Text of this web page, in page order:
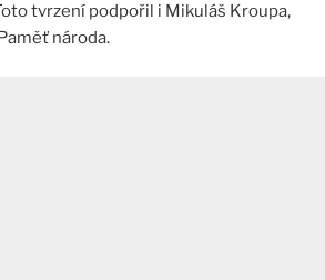
tvrzení podpořil i Mikuláš Kroupa,
národa.